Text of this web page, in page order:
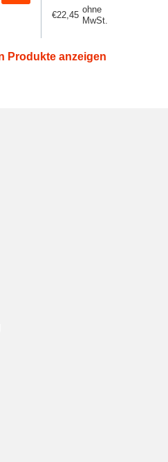
Regulärer
€22,45
ohne
MwSt.
Produkte anzeigen